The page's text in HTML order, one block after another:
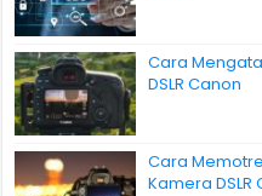
Cara
DSLR Canon
Cara
Kamera DSLR